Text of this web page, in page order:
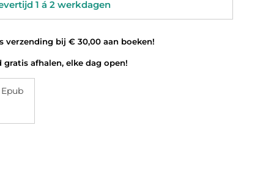
1 á 2 werkdagen
bij € 30,00 aan boeken!
afhalen, elke dag open!